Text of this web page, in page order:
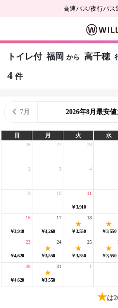
高速バス/夜行バス
トイレ付 福岡 から 高千穂
4 件
7月 2026年8月最安
日 月 火 水
26 27 28
2 3 4
9 10
￥3,910
11
￥3,910
16
￥4,260
17
￥3,550
18
￥3,550
￥4,620
23
￥3,550
24
￥3,550
25
￥3,550
￥4,620
30
￥3,550
31 1
★は